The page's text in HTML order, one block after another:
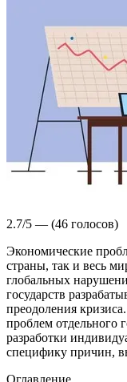
2.7/5 — (46 голосов)
Экономические
страны, так и весь
глобальных
государств
преодоления
проблем отдельного
разработки
специфику причин,
Оглавление